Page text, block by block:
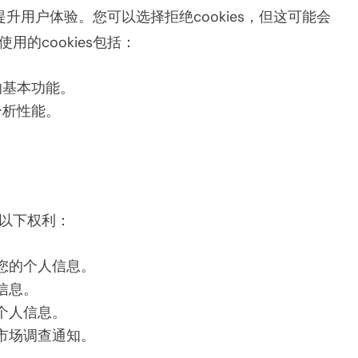
用户体验。您可以选择拒绝cookies，但这可能会
用的cookies包括：
本功能。
性能。
下权利：
个人信息。
。
信息。
调查通知。